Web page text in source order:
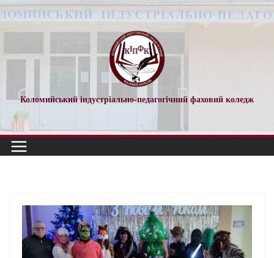
Коломийський індустріально-педагогічний фаховий коледж